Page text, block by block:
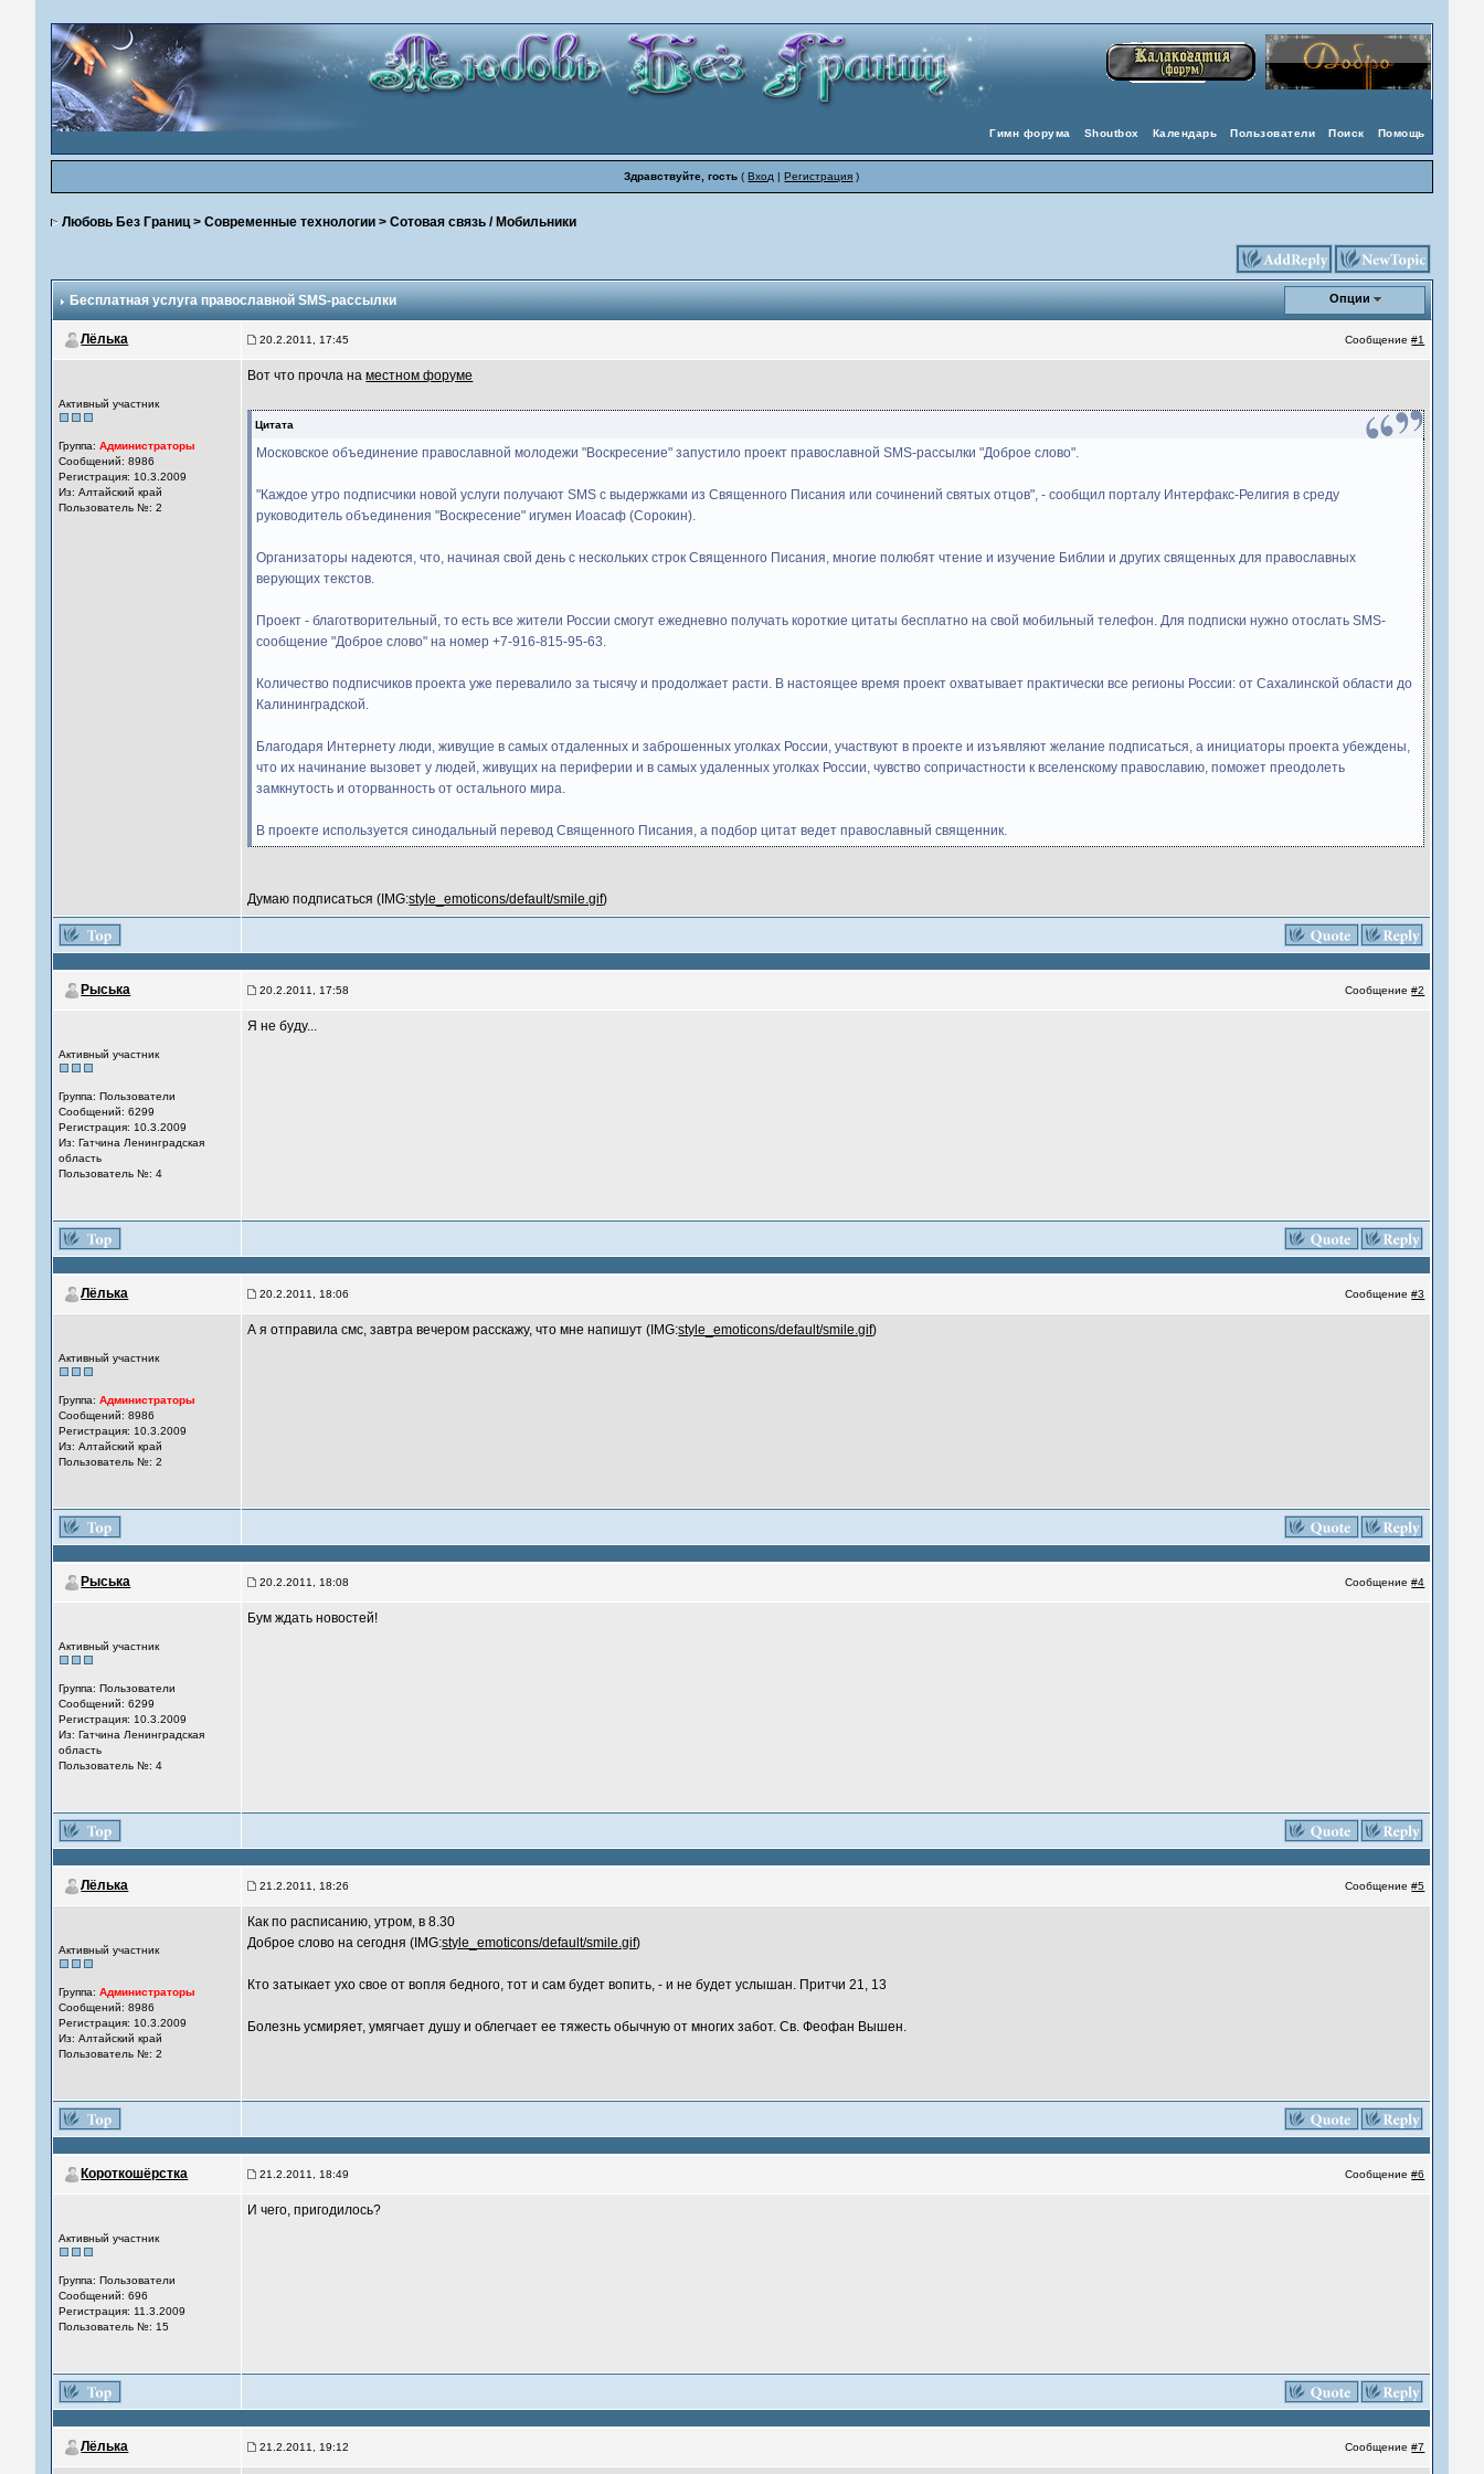
Помощь
Поиск
Пользователи
Календарь
Shoutbox
Гимн форума
Здравствуйте, гость (Вход |Регистрация )
Любовь Без Границ>Современные технологии >Сотовая связь / Мобильники
Бесплатная услуга православной SMS-рассылки Опции
Лёлька 20.2.2011, 17:45 Сообщение#1
Активный участник
Группа:Администраторы
Сообщений: 8986
Регистрация: 10.3.2009
Из: Алтайский край
Пользователь №: 2
Вот что прочла наместном форуме
Цитата
Московское объединение православной молодежи "Воскресение" запустило проект православной SMS-рассылки "Доброе слово".
"Каждое утро подписчики новой услуги получают SMS с выдержками из Священного Писания или сочинений святых отцов", - сообщил порталу Интерфакс-Религия в среду
руководитель объединения "Воскресение" игумен Иоасаф (Сорокин).
Организаторы надеются, что, начиная свой день с нескольких строк Священного Писания, многие полюбят чтение и изучение Библии и других священных для православных
верующих текстов.
Проект - благотворительный, то есть все жители России смогут ежедневно получать короткие цитаты бесплатно на свой мобильный телефон. Для подписки нужно отослать SMS-
сообщение "Доброе слово" на номер +7-916-815-95-63.
Количество подписчиков проекта уже перевалило за тысячу и продолжает расти. В настоящее время проект охватывает практически все регионы России: от Сахалинской области до
Калининградской.
Благодаря Интернету люди, живущие в самых отдаленных и заброшенных уголках России, участвуют в проекте и изъявляют желание подписаться, а инициаторы проекта убеждены,
что их начинание вызовет у людей, живущих на периферии и в самых удаленных уголках России, чувство сопричастности к вселенскому православию, поможет преодолеть
замкнутость и оторванность от остального мира.
В проекте используется синодальный перевод Священного Писания, а подбор цитат ведет православный священник.
Думаю подписаться (IMG:style_emoticons/default/smile.gif)
Рыська 20.2.2011, 17:58 Сообщение#2
Активный участник
Группа: Пользователи
Сообщений: 6299
Регистрация: 10.3.2009
Из: Гатчина Ленинградская
область
Пользователь №: 4
Я не буду...
Лёлька 20.2.2011, 18:06 Сообщение#3
Активный участник
Группа:Администраторы
Сообщений: 8986
Регистрация: 10.3.2009
Из: Алтайский край
Пользователь №: 2
А я отправила смс, завтра вечером расскажу, что мне напишут (IMG:style_emoticons/default/smile.gif)
Рыська 20.2.2011, 18:08 Сообщение#4
Активный участник
Группа: Пользователи
Сообщений: 6299
Регистрация: 10.3.2009
Из: Гатчина Ленинградская
область
Пользователь №: 4
Бум ждать новостей!
Лёлька 21.2.2011, 18:26 Сообщение#5
Активный участник
Группа:Администраторы
Сообщений: 8986
Регистрация: 10.3.2009
Из: Алтайский край
Пользователь №: 2
Как по расписанию, утром, в 8.30
Доброе слово на сегодня (IMG:style_emoticons/default/smile.gif)
Кто затыкает ухо свое от вопля бедного, тот и сам будет вопить, - и не будет услышан. Притчи 21, 13
Болезнь усмиряет, умягчает душу и облегчает ее тяжесть обычную от многих забот. Св. Феофан Вышен.
Короткошёрстка 21.2.2011, 18:49 Сообщение#6
Активный участник
Группа: Пользователи
Сообщений: 696
Регистрация: 11.3.2009
Пользователь №: 15
И чего, пригодилось?
Лёлька 21.2.2011, 19:12 Сообщение#7